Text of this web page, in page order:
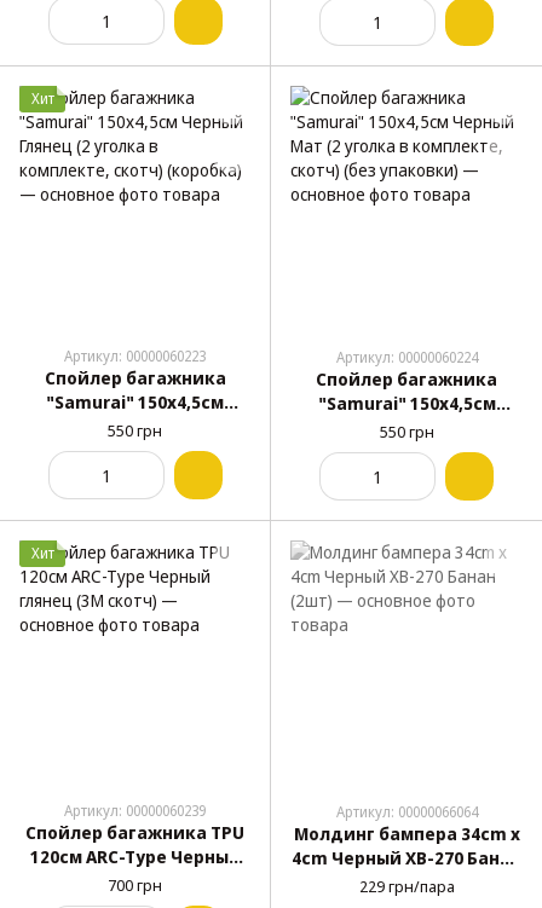
Хит
Артикул: 00000060223
Спойлер багажника
"Samurai" 150x4,5см
Черный Глянец (2 уголка
в комплекте, скотч)
(коробка)
550 грн
Артикул: 00000060224
Спойлер багажника
"Samurai" 150x4,5см
Черный Мат (2 уголка в
комплекте, скотч) (без
упаковки)
550 грн
Хит
Артикул: 00000060239
Спойлер багажника TPU
120см ARC-Type Черный
глянец (3М скотч)
700 грн
Артикул: 00000066064
Молдинг бампера 34cm x
4cm Черный XB-270 Банан
(2шт)
229 грн/пара